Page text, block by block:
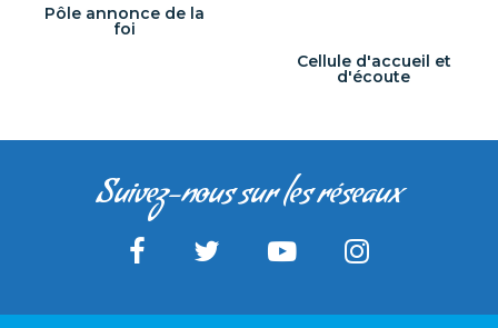
Pôle annonce de la
foi
Cellule d'accueil et
d'écoute
Suivez-nous sur les réseaux